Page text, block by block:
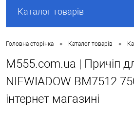
Каталог товарів
Головна сторінка • Каталог товарів •
M555.com.ua | Причіп
NIEWIADOW BM7512
інтернет магазині